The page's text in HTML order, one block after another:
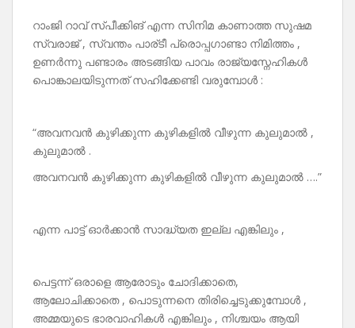
റാംജി റാവ് സ്പീക്കിങ് എന്ന സിനിമ കാണാത്ത സുഷമ
സ്വരാജ് , സ്വന്തം പാര്ടീ പ്രൊപ്പഗാണ്ടാ നിമിത്തം ,
ഉണർന്നു പണ്ടാരം അടങ്ങിയ പാവം രാജ്യസ്നേഹികൾ
പൊങ്കാലയിടുന്നത് സഹിക്കേണ്ടി വരുമ്പോൾ :
“അവനവൻ കുഴിക്കുന്ന കുഴികളിൽ വീഴുന്ന കുലുമാൽ ,
കുലുമാൽ .
അവനവൻ കുഴിക്കുന്ന കുഴികളിൽ വീഴുന്ന കുലുമാൽ ….”
എന്ന പാട്ട് ഓർക്കാൻ സാദ്ധ്യത ഇല്ല എങ്കിലും ,
പെട്ടന്ന് ഒരാളെ ആരോടും ചോദിക്കാതെ,
ആലോചിക്കാതെ , പൊടുന്നനെ തിരിച്ചെടുക്കുമ്പോൾ ,
അമ്മയുടെ ഭാരവാഹികൾ എങ്കിലും , നിശ്ചയം ആയി